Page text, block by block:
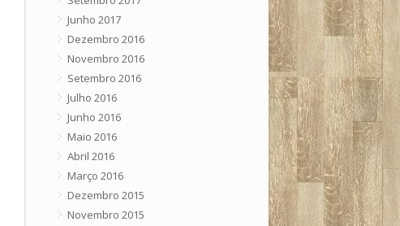
Junho 2017
Dezembro 2016
Novembro 2016
Setembro 2016
Julho 2016
Junho 2016
Maio 2016
Abril 2016
Março 2016
Dezembro 2015
Novembro 2015